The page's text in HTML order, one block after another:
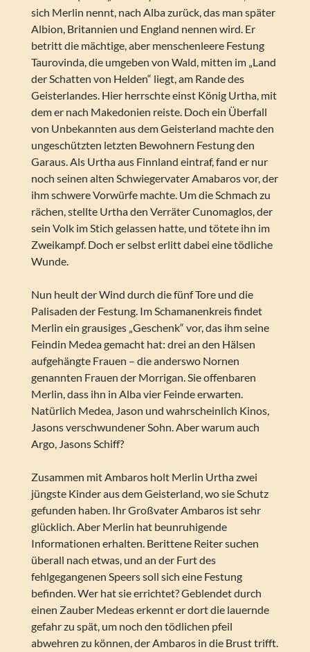
sich Merlin nennt, nach Alba zurück, das man später
Albion, Britannien und England nennen wird. Er
betritt die mächtige, aber menschenleere Festung
Taurovinda, die umgeben von Wald, mitten im „Land
der Schatten von Helden“ liegt, am Rande des
Geisterlandes. Hier herrschte einst König Urtha, mit
dem er nach Makedonien reiste. Doch ein Überfall
von Unbekannten aus dem Geisterland machte den
ungeschützten letzten Bewohnern Festung den
Garaus. Als Urtha aus Finnland eintraf, fand er nur
noch seinen alten Schwiegervater Amabaros vor, der
ihm schwere Vorwürfe machte. Um die Schmach zu
rächen, stellte Urtha den Verräter Cunomaglos, der
sein Volk im Stich gelassen hatte, und tötete ihn im
Zweikampf. Doch er selbst erlitt dabei eine tödliche
Wunde.
Nun heult der Wind durch die fünf Tore und die
Palisaden der Festung. Im Schamanenkreis findet
Merlin ein grausiges „Geschenk“ vor, das ihm seine
Feindin Medea gemacht hat: drei an den Hälsen
aufgehängte Frauen – die anderswo Nornen
genannten Frauen der Morrigan. Sie offenbaren
Merlin, dass ihn in Alba vier Feinde erwarten.
Natürlich Medea, Jason und wahrscheinlich Kinos,
Jasons verschwundener Sohn. Aber warum auch
Argo, Jasons Schiff?
Zusammen mit Ambaros holt Merlin Urtha zwei
jüngste Kinder aus dem Geisterland, wo sie Schutz
gefunden haben. Ihr Großvater Ambaros ist sehr
glücklich. Aber Merlin hat beunruhigende
Informationen erhalten. Berittene Reiter suchen
überall nach etwas, und an der Furt des
fehlgegangenen Speers soll sich eine Festung
befinden. Wer hat sie errichtet? Geblendet durch
einen Zauber Medeas erkennt er dort die lauernde
gefahr zu spät, um noch den tödlichen pfeil
abwehren zu können, der Ambaros in die Brust trifft.